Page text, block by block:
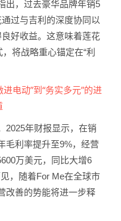
出，过去豪华品牌年销5
过与吉利的深度协同以
好收益。这意味着莲花
将战略重心锚定在“利
2025年财报显示，在销
毛利率提升至9%，经营
万美元，同比大增6
，随着For Me在全球市
改善的势能将进一步释